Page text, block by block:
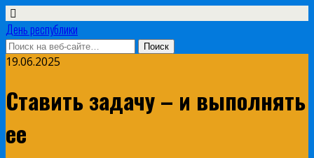
День республики
19.06.2025
Ставить задачу – и выполнять
ее